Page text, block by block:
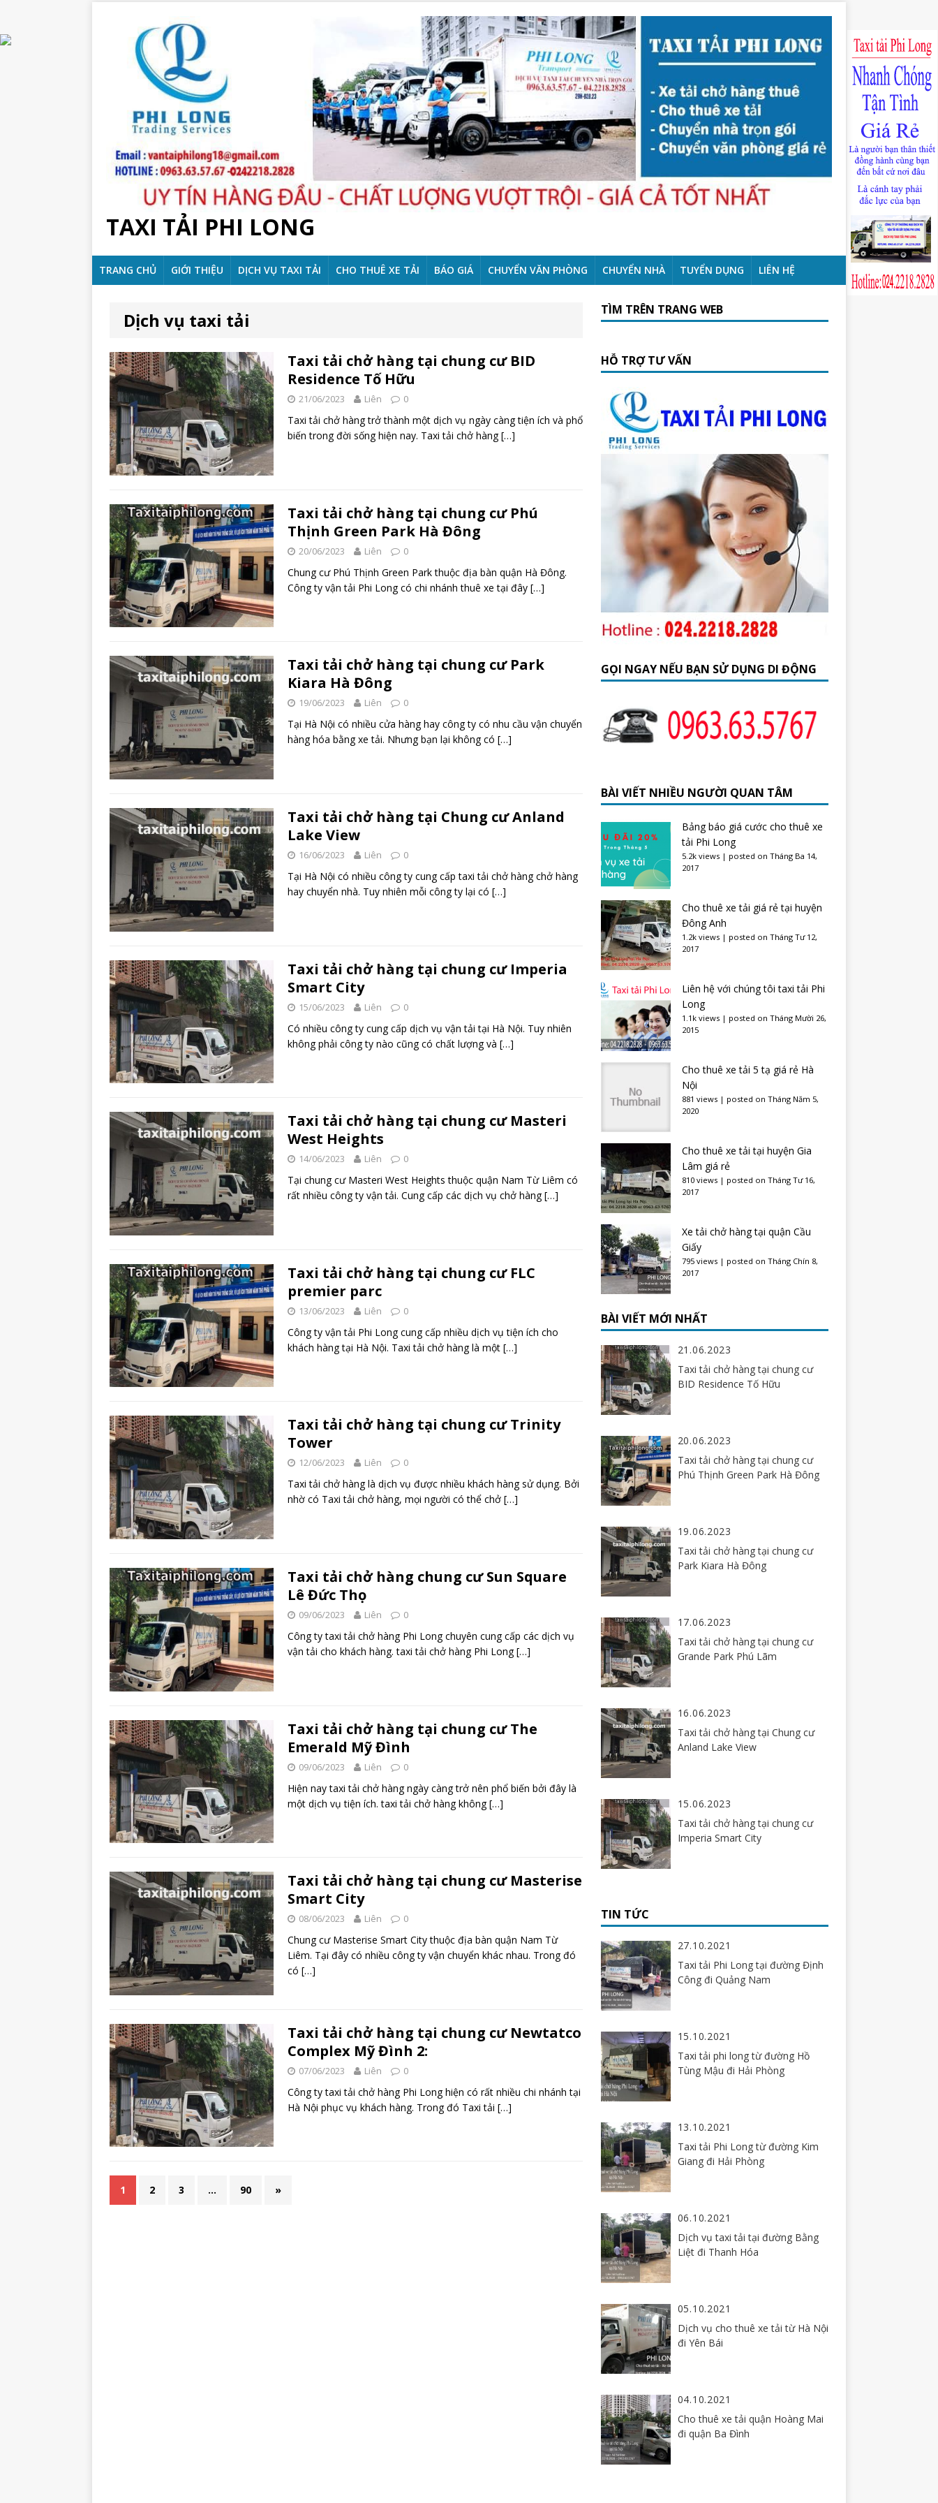
TAXI TẢI PHI LONG
TRANG CHỦ GIỚI THIỆU DỊCH VỤ TAXI TẢI CHO THUÊ XE TẢI BÁO GIÁ CHUYỂN VĂN PHÒNG CHUYỂN NHÀ TUYỂN DỤNG LIÊN HỆ
Dịch vụ taxi tải
Taxi tải chở hàng tại chung cư BID
Residence Tố Hữu
21/06/2023 Liên 0
Taxi tải chở hàng trở thành một dịch vụ ngày càng tiện ích và phổ
biến trong đời sống hiện nay. Taxi tải chở hàng[…]
Taxi tải chở hàng tại chung cư Phú
Thịnh Green Park Hà Đông
20/06/2023 Liên 0
Chung cư Phú Thịnh Green Park thuộc địa bàn quận Hà Đông.
Công ty vận tải Phi Long có chi nhánh thuê xe tại đây […]
Taxi tải chở hàng tại chung cư Park
Kiara Hà Đông
19/06/2023 Liên 0
Tại Hà Nội có nhiều cửa hàng hay công ty có nhu cầu vận chuyển
hàng hóa bằng xe tải. Nhưng bạn lại không có […]
Taxi tải chở hàng tại Chung cư Anland
Lake View
16/06/2023 Liên 0
Tại Hà Nội có nhiều công ty cung cấp taxi tải chở hàng chở hàng
hay chuyển nhà. Tuy nhiên mỗi công ty lại có […]
Taxi tải chở hàng tại chung cư Imperia
Smart City
15/06/2023 Liên 0
Có nhiều công ty cung cấp dịch vụ vận tải tại Hà Nội. Tuy nhiên
không phải công ty nào cũng có chất lượng và […]
Taxi tải chở hàng tại chung cư Masteri
West Heights
14/06/2023 Liên 0
Tại chung cư Masteri West Heights thuộc quận Nam Từ Liêm có
rất nhiều công ty vận tải. Cung cấp các dịch vụ chở hàng[…]
Taxi tải chở hàng tại chung cư FLC
premier parc
13/06/2023 Liên 0
Công ty vận tải Phi Long cung cấp nhiều dịch vụ tiện ích cho
khách hàng tại Hà Nội. Taxi tải chở hàng là một […]
Taxi tải chở hàng tại chung cư Trinity
Tower
12/06/2023 Liên 0
Taxi tải chở hàng là dịch vụ được nhiều khách hàng sử dụng. Bởi
nhờ có Taxi tải chở hàng, mọi người có thể chở […]
Taxi tải chở hàng chung cư Sun Square
Lê Đức Thọ
09/06/2023 Liên 0
Công ty taxi tải chở hàng Phi Long chuyên cung cấp các dịch vụ
vận tải cho khách hàng. taxi tải chở hàng Phi Long[…]
Taxi tải chở hàng tại chung cư The
Emerald Mỹ Đình
09/06/2023 Liên 0
Hiện nay taxi tải chở hàng ngày càng trở nên phổ biến bởi đây là
một dịch vụ tiện ích. taxi tải chở hàng không[…]
Taxi tải chở hàng tại chung cư Masterise
Smart City
08/06/2023 Liên 0
Chung cư Masterise Smart City thuộc địa bàn quận Nam Từ
Liêm. Tại đây có nhiều công ty vận chuyển khác nhau. Trong đó
có […]
Taxi tải chở hàng tại chung cư Newtatco
Complex Mỹ Đình 2:
07/06/2023 Liên 0
Công ty taxi tải chở hàng Phi Long hiện có rất nhiều chi nhánh tại
Hà Nội phục vụ khách hàng. Trong đó Taxi tải […]
1 2 3 … 90 »
TÌM TRÊN TRANG WEB
HỖ TRỢ TƯ VẤN
GỌI NGAY NẾU BẠN SỬ DỤNG DI ĐỘNG
BÀI VIẾT NHIỀU NGƯỜI QUAN TÂM
Bảng báo giá cước cho thuê xe
tải Phi Long
5.2k views| posted on Tháng Ba 14,
2017
Cho thuê xe tải giá rẻ tại huyện
Đông Anh
1.2k views| posted on Tháng Tư 12,
2017
Liên hệ với chúng tôi taxi tải Phi
Long
1.1k views| posted on Tháng Mười 26,
2015
Cho thuê xe tải 5 tạ giá rẻ Hà
Nội
881 views| posted on Tháng Năm 5,
2020
Cho thuê xe tải tại huyện Gia
Lâm giá rẻ
810 views| posted on Tháng Tư 16,
2017
Xe tải chở hàng tại quận Cầu
Giấy
795 views| posted on Tháng Chín 8,
2017
BÀI VIẾT MỚI NHẤT
21.06.2023
Taxi tải chở hàng tại chung cư
BID Residence Tố Hữu
20.06.2023
Taxi tải chở hàng tại chung cư
Phú Thịnh Green Park Hà Đông
19.06.2023
Taxi tải chở hàng tại chung cư
Park Kiara Hà Đông
17.06.2023
Taxi tải chở hàng tại chung cư
Grande Park Phú Lãm
16.06.2023
Taxi tải chở hàng tại Chung cư
Anland Lake View
15.06.2023
Taxi tải chở hàng tại chung cư
Imperia Smart City
TIN TỨC
27.10.2021
Taxi tải Phi Long tại đường Định
Công đi Quảng Nam
15.10.2021
Taxi tải phi long từ đường Hồ
Tùng Mậu đi Hải Phòng
13.10.2021
Taxi tải Phi Long từ đường Kim
Giang đi Hải Phòng
06.10.2021
Dịch vụ taxi tải tại đường Bằng
Liệt đi Thanh Hóa
05.10.2021
Dịch vụ cho thuê xe tải từ Hà Nội
đi Yên Bái
04.10.2021
Cho thuê xe tải quận Hoàng Mai
đi quận Ba Đình